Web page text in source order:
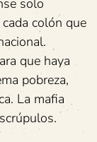
solo
colón que
que haya
pobreza,
La mafia